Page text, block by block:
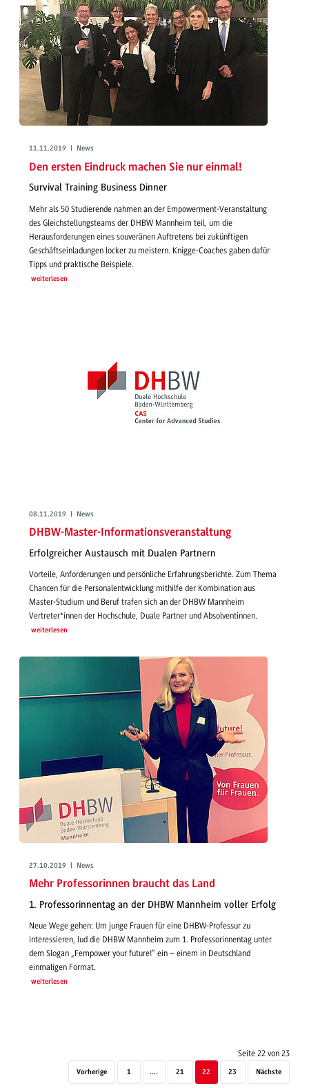
11.11.2019 | News
Den ersten Eindruck machen Sie nur einmal!
Survival Training Business Dinner
Mehr als 50 Studierende nahmen an der Empowerment-Veranstaltung
des Gleichstellungsteams der DHBW Mannheim teil, um die
Herausforderungen eines souveränen Auftretens bei zukünftigen
Geschäftseinladungen locker zu meistern. Knigge-Coaches gaben dafür
Tipps und praktische Beispiele.
weiterlesen
08.11.2019 | News
DHBW-Master-Informationsveranstaltung
Erfolgreicher Austausch mit Dualen Partnern
Vorteile, Anforderungen und persönliche Erfahrungsberichte. Zum Thema
Chancen für die Personalentwicklung mithilfe der Kombination aus
Master-Studium und Beruf trafen sich an der DHBW Mannheim
Vertreter*innen der Hochschule, Duale Partner und Absolventinnen.
weiterlesen
27.10.2019 | News
Mehr Professorinnen braucht das Land
1. Professorinnentag an der DHBW Mannheim voller Erfolg
Neue Wege gehen: Um junge Frauen für eine DHBW-Professur zu
interessieren, lud die DHBW Mannheim zum 1. Professorinnentag unter
dem Slogan „Fempower your future!“ ein – einem in Deutschland
einmaligen Format.
weiterlesen
Seite 22 von 23
Vorherige 1 .... 21 22 23 Nächste